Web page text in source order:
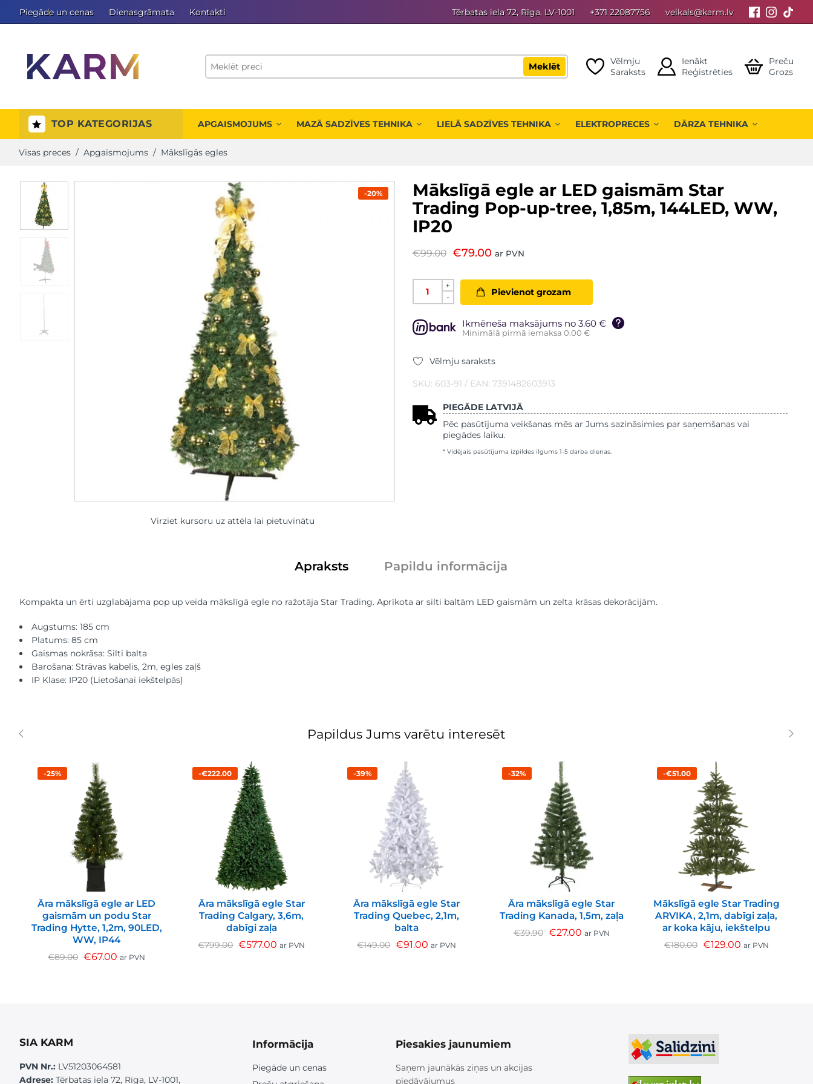
Piegāde un cenas Dienasgrāmata Kontakti Tērbatas iela 72, Rīga, LV-1001 +371 22087756 veikals@karm.lv
Meklēt
Vēlmju
Saraksts
Ienākt
Reģistrēties
Preču
Grozs
TOP KATEGORIJAS APGAISMOJUMS MAZĀ SADZĪVES TEHNIKA LIELĀ SADZĪVES TEHNIKA ELEKTROPRECES DĀRZA TEHNIKA
Visas preces / Apgaismojums / Mākslīgās egles
-20%
Virziet kursoru uz attēla lai pietuvinātu
Mākslīgā egle ar LED gaismām Star
Trading Pop-up-tree, 1,85m, 144LED, WW,
IP20
€99.00 €79.00 ar PVN
+
-
Pievienot grozam
Ikmēneša maksājums no 3.60 €
Minimālā pirmā iemaksa 0.00 €
Vēlmju saraksts
SKU: 603-91 / EAN: 7391482603913
PIEGĀDE LATVIJĀ
Pēc pasūtījuma veikšanas mēs ar Jums sazināsimies par saņemšanas vai
piegādes laiku.
* Vidējais pasūtījuma izpildes ilgums 1-5 darba dienas.
Apraksts Papildu informācija
Kompakta un ērti uzglabājama pop up veida mākslīgā egle no ražotāja Star Trading. Aprīkota ar silti baltām LED gaismām un zelta krāsas dekorācijām.
Augstums: 185 cm
Platums: 85 cm
Gaismas nokrāsa: Silti balta
Barošana: Strāvas kabelis, 2m, egles zaļš
IP Klase: IP20 (Lietošanai iekštelpās)
Papildus Jums varētu interesēt
-25%
Āra mākslīgā egle ar LED
gaismām un podu Star
Trading Hytte, 1,2m, 90LED,
WW, IP44
€89.00 €67.00 ar PVN
-€222.00
Āra mākslīgā egle Star
Trading Calgary, 3,6m,
dabīgi zaļa
€799.00 €577.00 ar PVN
-39%
Āra mākslīgā egle Star
Trading Quebec, 2,1m,
balta
€149.00 €91.00 ar PVN
-32%
Āra mākslīgā egle Star
Trading Kanada, 1,5m, zaļa
€39.90 €27.00 ar PVN
-€51.00
Mākslīgā egle Star Trading
ARVIKA, 2,1m, dabīgi zaļa,
ar koka kāju, iekštelpu
€180.00 €129.00 ar PVN
SIA KARM
PVN Nr.:LV51203064581
Adrese:Tērbatas iela 72, Rīga, LV-1001,
Informācija
Piegāde un cenas
Piesakies jaunumiem
Saņem jaunākās ziņas un akcijas
piedāvājumus